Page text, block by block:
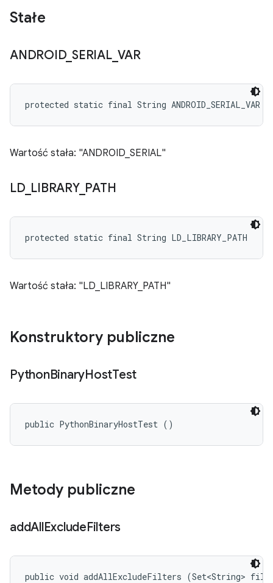
Stałe
ANDROID_ SERIAL_VAR
protected static final String ANDROID_SERIAL_VAR
Wartość stała: "ANDROID_SERIAL"
LD_ LIBRARY_ PATH
protected static final String LD_LIBRARY_PATH
Wartość stała: "LD_LIBRARY_PATH"
Konstruktory publiczne
PythonBinaryHostTest
public PythonBinaryHostTest ()
Metody publiczne
addAllExcludeFilters
public void addAllExcludeFilters (Set<String>